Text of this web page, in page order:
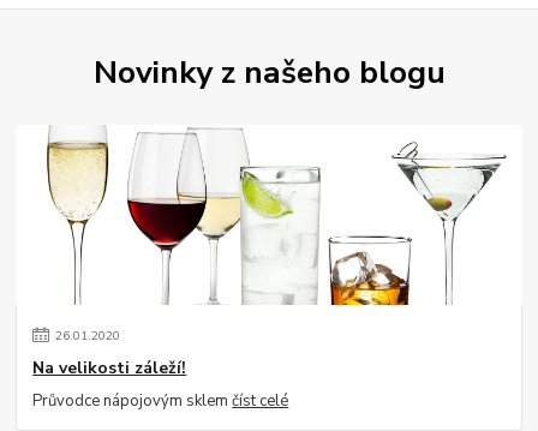
Novinky z našeho blogu
26.01.2020
Na velikosti záleží!
Průvodce nápojovým sklemčíst celé